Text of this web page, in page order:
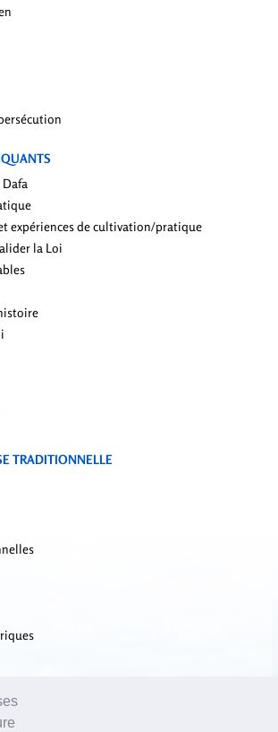
Dafa
expériences de cultivation/pratique
la Loi
TRADITIONNELLE